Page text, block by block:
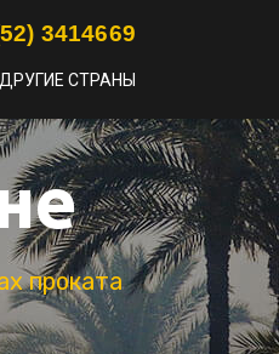
3414669
ДРУГИЕ СТРАНЫ
проката